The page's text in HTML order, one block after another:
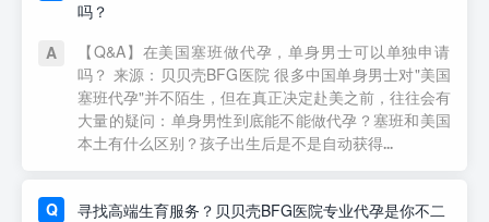
吗？
【Q&A】在美国塞班做代孕，单身男士可以单独申请
吗？ 来源：贝贝壳BFG医院 很多中国单身男士对"美国
塞班代孕"并不陌生，但在真正决定赴美之前，往往会有
大量的疑问：单身男性到底能不能做代孕？塞班和美国
本土有什么区别？孩子出生后是不是自动获得...
寻找高端生育服务？贝贝壳BFG医院专业代孕是你不二